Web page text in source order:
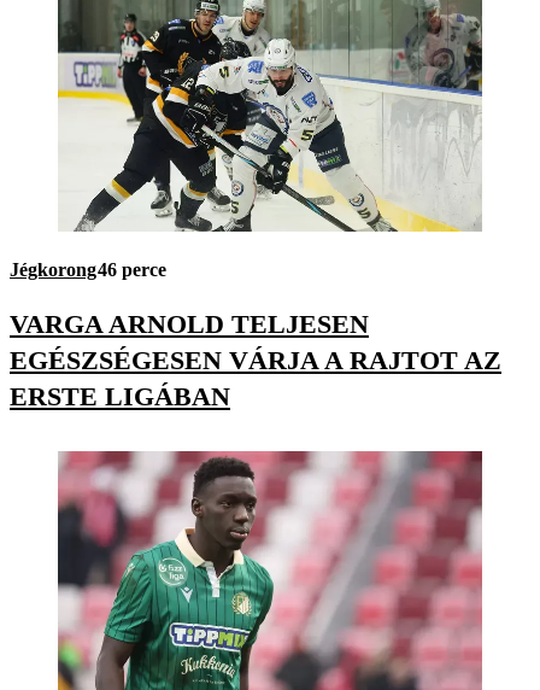
Jégkorong46 perce
VARGA ARNOLD TELJESEN
EGÉSZSÉGESEN VÁRJA A RAJTOT AZ
ERSTE LIGÁBAN